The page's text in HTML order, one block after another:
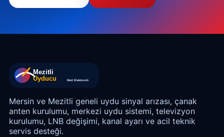
Mersin ve Mezitli geneli uydu sinyal arızası, çanak
anten kurulumu, merkezi uydu sistemi, televizyon
kurulumu, LNB değişimi, kanal ayarı ve acil teknik
servis desteği.